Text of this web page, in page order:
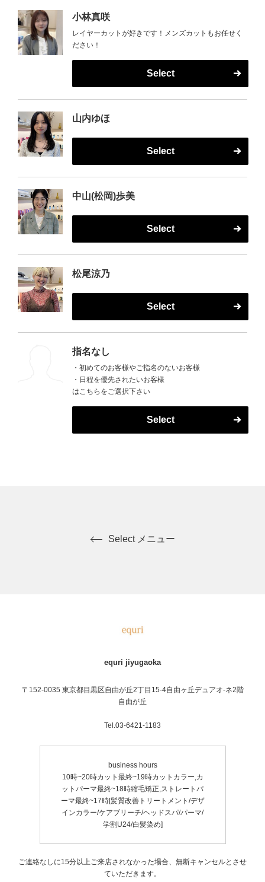
小林真咲
レイヤーカットが好きです！メンズカットもお任せく
ださい！
Select
山内ゆほ
Select
中山(松岡)歩美
Select
松尾涼乃
Select
指名なし
・初めてのお客様やご指名のないお客様
・日程を優先されたいお客様
はこちらをご選択下さい
Select
Select メニュー
equri jiyugaoka
〒152-0035 東京都目黒区自由が丘2丁目15-4自由ヶ丘デュアオ-ネ2階
自由が丘
Tel.03-6421-1183
business hours
10時~20時カット最終~19時カットカラー,カ
ットパーマ最終~18時縮毛矯正,ストレートパ
ーマ最終~17時[髪質改善トリートメント/デザ
インカラー/ケアブリーチ/ヘッドスパ/パーマ/
学割U24/白髪染め]
ご連絡なしに15分以上ご来店されなかった場合、無断キャンセルとさせ
ていただきます。